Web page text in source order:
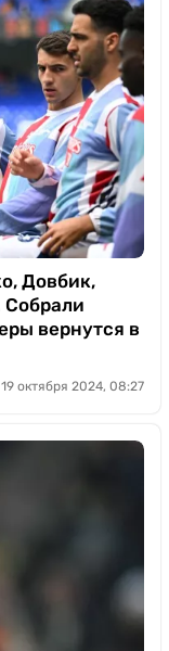
Довбик,
Собрали
вернутся в
19 октября 2024, 08:27